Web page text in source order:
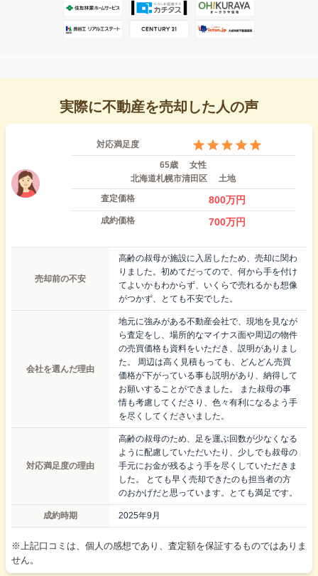
実際に不動産を売却した人の声
対応満足度
65歳
女性
北海道札幌市清田区
土地
査定価格
800万円
成約価格 700万円
売却前の不安
高齢の叔母が施設に入居したため、売却に関わ
りました。初めてだってので、何から手を付け
てよいかもわからず、いくらで売れるかも想像
がつかず、とても不安でした。
会社を選んだ理由
地元に強みがある不動産会社で、現地を見なが
ら査定をし、場所的なマイナス面や周辺の物件
の売買価格も資料をいただき、説明がありまし
た。 周辺は高く見積もっても、どんどん売買
価格が下がっている事も説明があり、納得して
お願いすることができました。 また叔母の事
情も考慮してくださり、色々有利になるよう手
を尽くしてくださいました。
対応満足度の理由
高齢の叔母のため、足を運ぶ回数が少なくなる
ように配慮していただいたり、少しでも叔母の
手元にお金が残るよう手を尽くしていただきま
した。 とても早く売却できたのも担当者の方
のおかげだと思っています。とても満足です。
成約時期 2025年9月
※上記口コミは、個人の感想であり、査定額を保証するものではありま
せん。